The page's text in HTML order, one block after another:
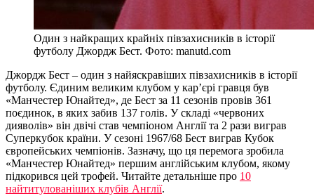
Один з найкращих крайніх півзахисників в історії
футболу Джордж Бест. Фото: manutd.com
Джордж Бест – один з найяскравіших півзахисників в історії
футболу. Єдиним великим клубом у кар’єрі гравця був
«Манчестер Юнайтед», де Бест за 11 сезонів провів 361
поєдинок, в яких забив 137 голів. У складі «червоних
дияволів» він двічі став чемпіоном Англії та 2 рази виграв
Суперкубок країни. У сезоні 1967/68 Бест виграв Кубок
європейських чемпіонів. Зазначу, що ця перемога зробила
«Манчестер Юнайтед» першим англійським клубом, якому
підкорився цей трофей. Читайте детальніше про 10
найтитулованіших клубів Англії.